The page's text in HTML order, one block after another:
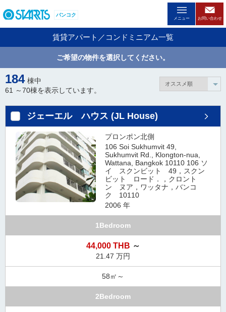
ー
ジ
す
る
た
の
ッ
ま
バンコク
メニュー お問い合わせ
賃貸アパート／コンドミニアム一覧
ご希望の物件を選択してください。
184 棟中
61 ～70棟を表示しています。
ジェーエル ハウス (JL House)
プロンポン北側
106 Soi Sukhumvit 49,
Sukhumvit Rd., Klongton-nua,
Wattana, Bangkok 10110 106 ソ
イ スクンビット 49，スクン
ビット ロード．，クロント
ン ヌア，ワッタナ，バンコ
ク 10110
2006 年
1Bedroom
44,000 THB ～
21.47 万円
58㎡～
2Bedroom